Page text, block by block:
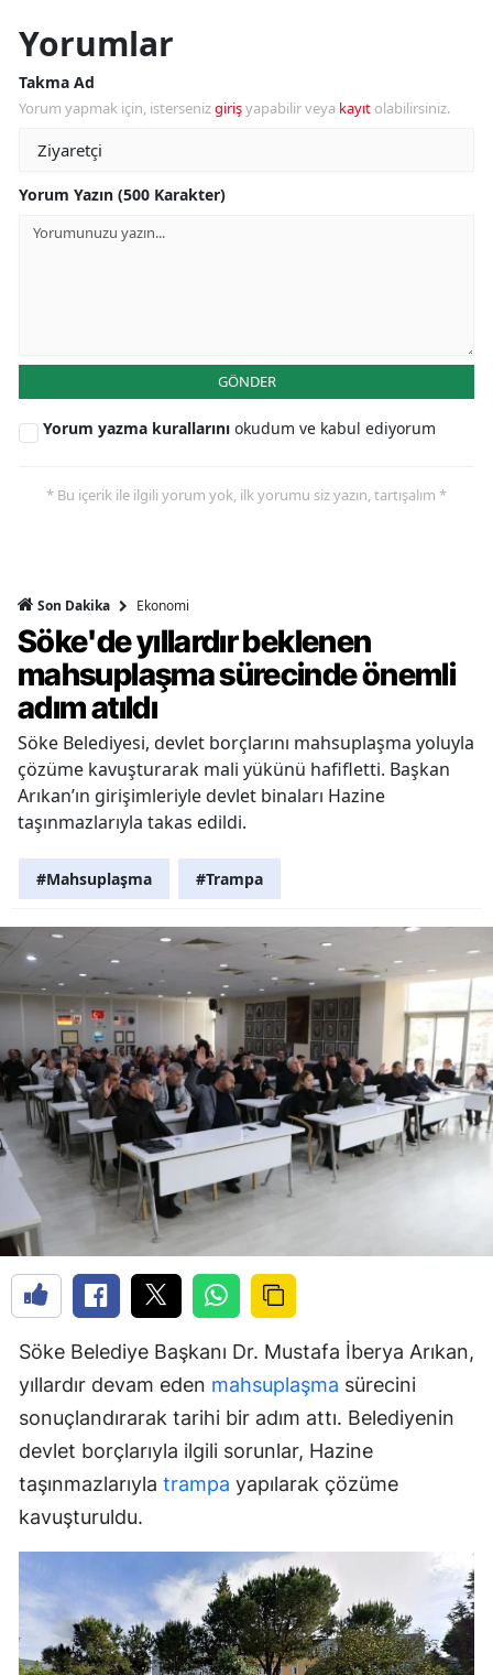
Yorumlar
Takma Ad
Yorum yapmak için, istersenizgirişyapabilir veya kayıt olabilirsiniz.
Yorum Yazın (500 Karakter)
GÖNDER
Yorum yazma kurallarını okudum ve kabul ediyorum
* Bu içerik ile ilgili yorum yok, ilk yorumu siz yazın, tartışalım *
Son Dakika Ekonomi
Söke'de yıllardır beklenen
mahsuplaşma sürecinde önemli
adım atıldı
Söke Belediyesi, devlet borçlarını mahsuplaşma yoluyla
çözüme kavuşturarak mali yükünü hafifletti. Başkan
Arıkan’ın girişimleriyle devlet binaları Hazine
taşınmazlarıyla takas edildi.
#Mahsuplaşma #Trampa
Söke Belediye Başkanı Dr. Mustafa İberya Arıkan,
yıllardır devam eden mahsuplaşma sürecini
sonuçlandırarak tarihi bir adım attı. Belediyenin
devlet borçlarıyla ilgili sorunlar, Hazine
taşınmazlarıyla trampa yapılarak çözüme
kavuşturuldu.